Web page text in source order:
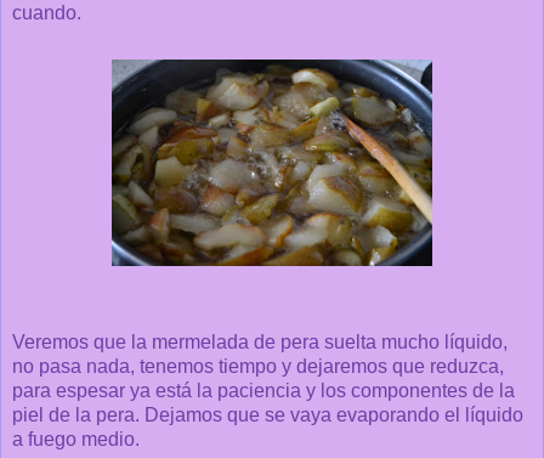
cuando.
Veremos que la mermelada de pera suelta mucho líquido,
no pasa nada, tenemos tiempo y dejaremos que reduzca,
para espesar ya está la paciencia y los componentes de la
piel de la pera. Dejamos que se vaya evaporando el líquido
a fuego medio.